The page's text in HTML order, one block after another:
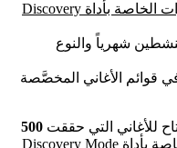
القنوات الخاصة بأداة Discovery
شهرياً والنوع
قوائم الأغاني المخصَّصة
للأغاني التي حققت 500
في القنوات الخاصة بأداة Discovery Mode